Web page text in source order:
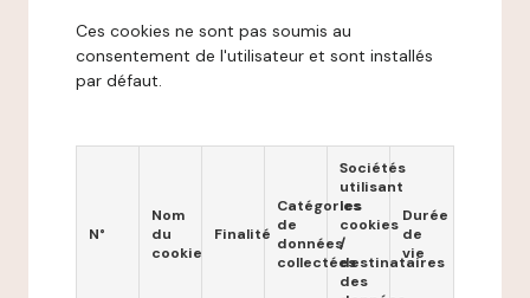
Ces cookies ne sont pas soumis au
consentement de l'utilisateur et sont installés
par défaut.
N°
Nom
du
cookie
Finalité
Catégories
de
données
collectées
Sociétés
utilisant
les
cookies
/
destinataires
des
Durée
de
vie